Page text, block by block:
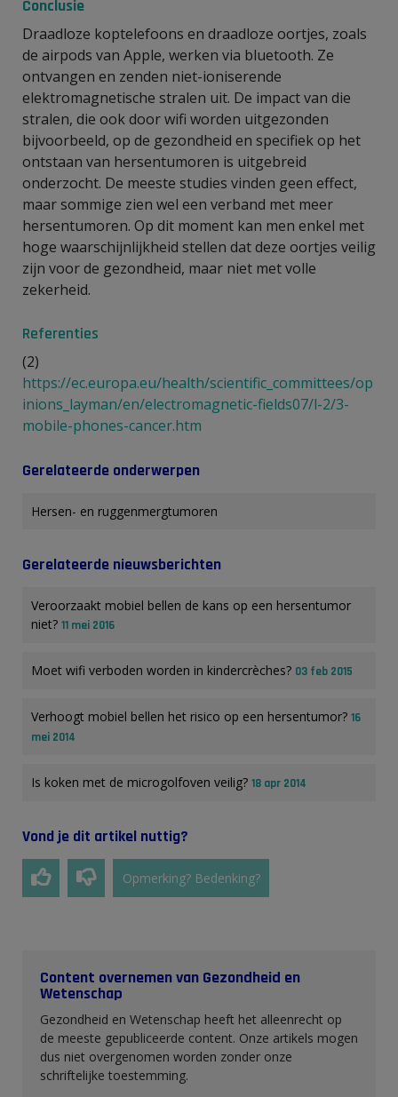
Conclusie
Draadloze koptelefoons en draadloze oortjes, zoals
de airpods van Apple, werken via bluetooth. Ze
ontvangen en zenden niet-ioniserende
elektromagnetische stralen uit. De impact van die
stralen, die ook door wifi worden uitgezonden
bijvoorbeeld, op de gezondheid en specifiek op het
ontstaan van hersentumoren is uitgebreid
onderzocht. De meeste studies vinden geen effect,
maar sommige zien wel een verband met meer
hersentumoren. Op dit moment kan men enkel met
hoge waarschijnlijkheid stellen dat deze oortjes veilig
zijn voor de gezondheid, maar niet met volle
zekerheid.
Referenties
(2)
https://ec.europa.eu/health/scientific_committees/op
inions_layman/en/electromagnetic-fields07/l-2/3-
mobile-phones-cancer.htm
Gerelateerde onderwerpen
Hersen- en ruggenmergtumoren
Gerelateerde nieuwsberichten
Veroorzaakt mobiel bellen de kans op een hersentumor
niet? 11 mei 2016
Moet wifi verboden worden in kindercrèches? 03 feb 2015
Verhoogt mobiel bellen het risico op een hersentumor? 16
mei 2014
Is koken met de microgolfoven veilig? 18 apr 2014
Vond je dit artikel nuttig?
Opmerking? Bedenking?
Content overnemen van Gezondheid en
Wetenschap
Gezondheid en Wetenschap heeft het alleenrecht op
de meeste gepubliceerde content. Onze artikels mogen
dus niet overgenomen worden zonder onze
schriftelijke toestemming.